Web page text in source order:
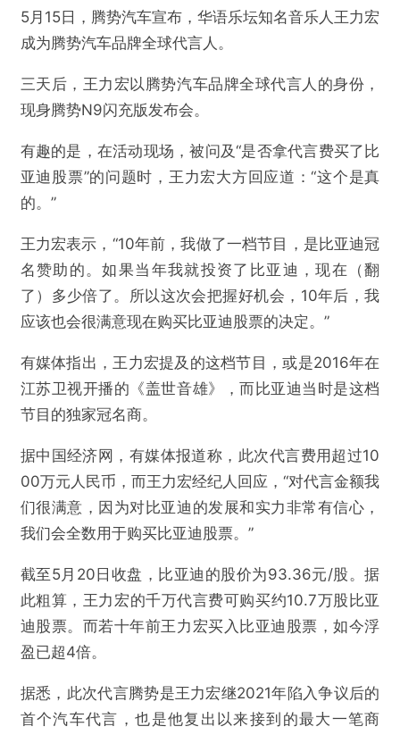
5月15日，腾势汽车宣布，华语乐坛知名音乐人王力宏
成为腾势汽车品牌全球代言人。
三天后，王力宏以腾势汽车品牌全球代言人的身份，
现身腾势N9闪充版发布会。
有趣的是，在活动现场，被问及“是否拿代言费买了比
亚迪股票”的问题时，王力宏大方回应道：“这个是真
的。”
王力宏表示，“10年前，我做了一档节目，是比亚迪冠
名赞助的。如果当年我就投资了比亚迪，现在（翻
了）多少倍了。所以这次会把握好机会，10年后，我
应该也会很满意现在购买比亚迪股票的决定。”
有媒体指出，王力宏提及的这档节目，或是2016年在
江苏卫视开播的《盖世音雄》，而比亚迪当时是这档
节目的独家冠名商。
据中国经济网，有媒体报道称，此次代言费用超过10
00万元人民币，而王力宏经纪人回应，“对代言金额我
们很满意，因为对比亚迪的发展和实力非常有信心，
我们会全数用于购买比亚迪股票。”
截至5月20日收盘，比亚迪的股价为93.36元/股。据
此粗算，王力宏的千万代言费可购买约10.7万股比亚
迪股票。而若十年前王力宏买入比亚迪股票，如今浮
盈已超4倍。
据悉，此次代言腾势是王力宏继2021年陷入争议后的
首个汽车代言，也是他复出以来接到的最大一笔商